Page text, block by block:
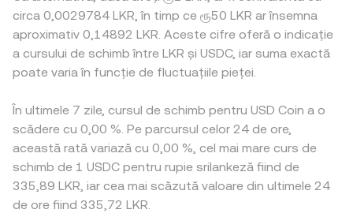
circa 0,0029784 LKR, în timp ce ரூ50 LKR ar însemna
aproximativ 0,14892 LKR. Aceste cifre oferă o indicație
a cursului de schimb între LKR și USDC, iar suma exactă
poate varia în funcție de fluctuațiile pieței.
În ultimele 7 zile, cursul de schimb pentru USD Coin a o
scădere cu 0,00 %. Pe parcursul celor 24 de ore,
această rată variază cu 0,00 %, cel mai mare curs de
schimb de 1 USDC pentru rupie srilankeză fiind de
335,89 LKR, iar cea mai scăzută valoare din ultimele 24
de ore fiind 335,72 LKR.